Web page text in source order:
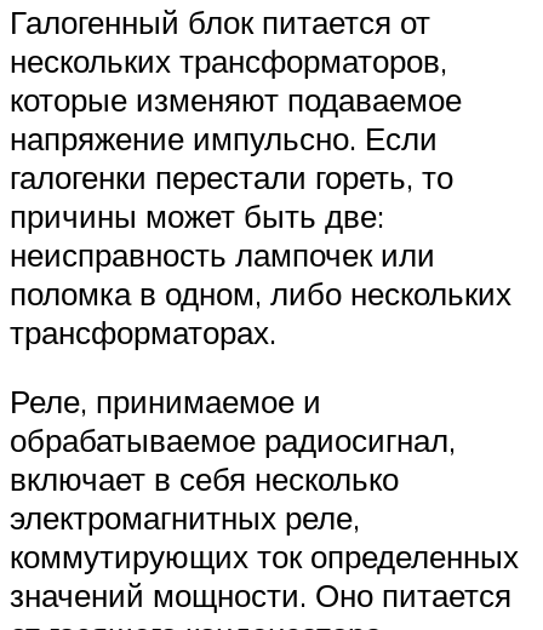
Галогенный блок питается от
нескольких трансформаторов,
которые изменяют подаваемое
напряжение импульсно. Если
галогенки перестали гореть, то
причины может быть две:
неисправность лампочек или
поломка в одном, либо нескольких
трансформаторах.
Реле, принимаемое и
обрабатываемое радиосигнал,
включает в себя несколько
электромагнитных реле,
коммутирующих ток определенных
значений мощности. Оно питается